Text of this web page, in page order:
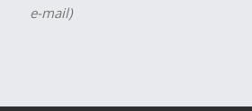
e-mail)